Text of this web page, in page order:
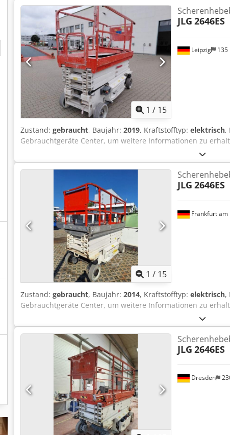
1 / 15
Leipzig 135
JLG 2646ES
Zustand: gebraucht, Baujahr: 2019, Kraftstofftyp: elektrisch,
Gebrauchtgeräte Center, um weitere Informationen zu
1 / 15
Frankfurt am
JLG 2646ES
Zustand: gebraucht, Baujahr: 2014, Kraftstofftyp: elektrisch,
Gebrauchtgeräte Center, um weitere Informationen zu
Dresden
JLG 2646ES